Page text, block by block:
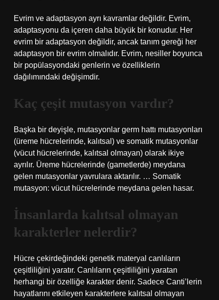
Evrim ve adaptasyon ayrı kavramlar değildir. Evrim,
adaptasyonu da içeren daha büyük bir konudur. Her
evrim bir adaptasyon değildir, ancak tanım gereği her
adaptasyon bir evrim olmalıdır. Evrim, nesiller boyunca
bir popülasyondaki genlerin ve özelliklerin
dağılımındaki değişimdir.
Kaç çeşit mutasyon vardır?
Başka bir deyişle, mutasyonlar germ hattı mutasyonları
(üreme hücrelerinde, kalıtsal) ve somatik mutasyonlar
(vücut hücrelerinde, kalıtsal olmayan) olarak ikiye
ayrılır. Üreme hücrelerinde (gametlerde) meydana
gelen mutasyonlar yavrulara aktarılır. … Somatik
mutasyon: vücut hücrelerinde meydana gelen hasar.
İnsanlarda kalıtsal olmayan
karakterler nelerdir?
Hücre çekirdeğindeki genetik materyal canlıların
çeşitliliğini yaratır. Canlıların çeşitliliğini yaratan
herhangi bir özelliğe karakter denir. Sadece Canti’lerin
hayatlarını etkileyen karakterlere kalıtsal olmayan